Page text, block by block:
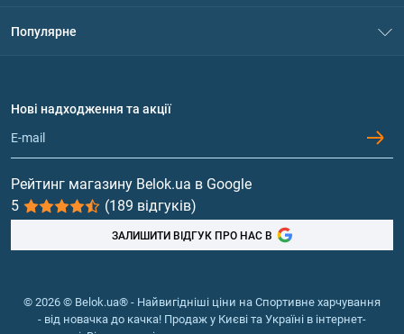
Політика конфіденційності
Обмін та повернення
Популярне
Протеїн
Гейнери
Вітаміни та мінерали
Риб'ячий жир, жирні кислоти
Нові надходження та акції
Рейтинг магазину Belok.ua в Google
5
(189 відгуків)
ЗАЛИШИТИ ВІДГУК ПРО НАС В
© 2026 © Belok.ua® - Найвигідніші ціни на Спортивне харчування
- від новачка до качка! Продаж у Києві та Україні в інтернет-